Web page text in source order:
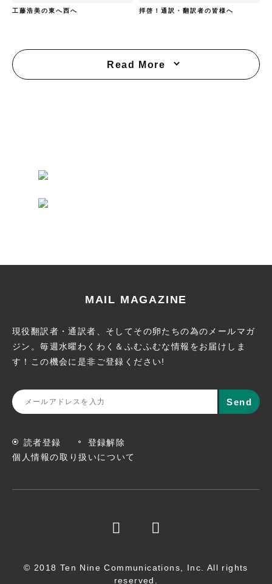
工藤浩美の東へ西へ 拝啓！通訳・翻訳者の皆様へ
Read More
MAIL MAGAZINE
現役翻訳者・通訳者、そしてその卵たちの為のメールマガ
ジン。毎週水曜わくわく＆ふむふむな情報をお届けしま
す！この機会に 是非ご登録ください!
読者登録
登録解除
個人情報の取り扱いについて
© 2018 Ten Nine Communications, Inc. All rights
reserved.